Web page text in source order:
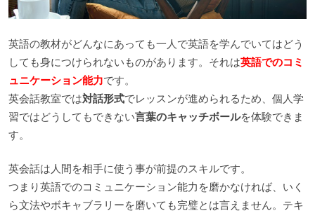
英語の教材がどんなにあっても一人で英語を学んでいてはどう
しても身につけられないものがあります。それは英語でのコミ
ュニケーション能力です。
英会話教室では対話形式でレッスンが進められるため、個人学
習ではどうしてもできない言葉のキャッチボールを体験できま
す。
英会話は人間を相手に使う事が前提のスキルです。
つまり英語でのコミュニケーション能力を磨かなければ、いく
ら文法やボキャブラリーを磨いても完璧とは言えません。テキ